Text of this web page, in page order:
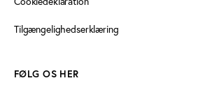
Tilgængelighedserklæring
FØLG OS HER